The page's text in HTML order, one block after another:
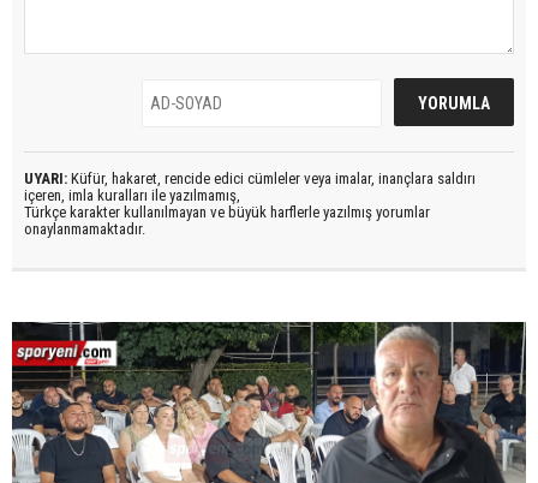
UYARI: Küfür, hakaret, rencide edici cümleler veya imalar, inançlara saldırı
içeren, imla kuralları ile yazılmamış,
Türkçe karakter kullanılmayan ve büyük harflerle yazılmış yorumlar
onaylanmamaktadır.